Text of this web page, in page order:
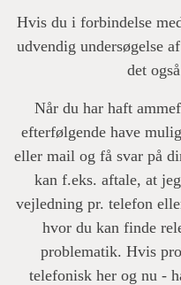
Hvis du i forbindelse
udvendig undersøgelse
det
Når du har haft
efterfølgende have
eller mail og få svar på
kan f.eks. aftale, at
vejledning pr. telefon
hvor du kan finde
problematik. Hvis
telefonisk her og nu -